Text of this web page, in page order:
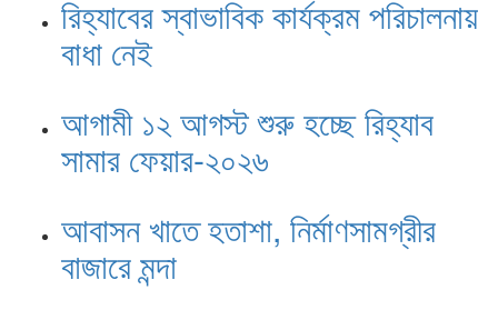
রিহ্যাবের স্বাভাবিক কার্যক্রম পরিচালনায়
বাধা নেই
আগামী ১২ আগস্ট শুরু হচ্ছে রিহ্যাব
সামার ফেয়ার-২০২৬
আবাসন খাতে হতাশা, নির্মাণসামগ্রীর
বাজারে মন্দা